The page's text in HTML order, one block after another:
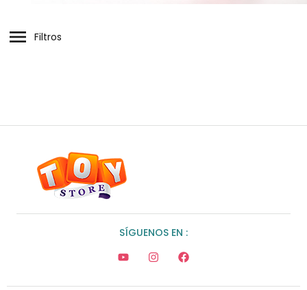
Filtros
SÍGUENOS EN :